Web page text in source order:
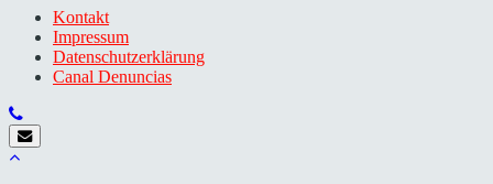
Kontakt
Impressum
Datenschutzerklärung
Canal Denuncias